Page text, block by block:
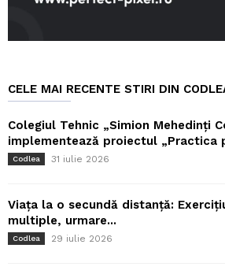
CELE MAI RECENTE STIRI DIN
Colegiul Tehnic „Simion Mehedinți
implementează proiectul „Practica
Codlea 31 iulie 2026
Viața la o secundă distanță:
multiple, urmare...
Codlea 29 iulie 2026